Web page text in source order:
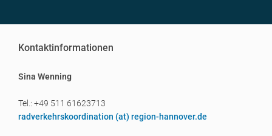
Kontaktinformationen
Sina Wenning
Tel.: +49 511 61623713
radverkehrskoordination (at) region-hannover.de